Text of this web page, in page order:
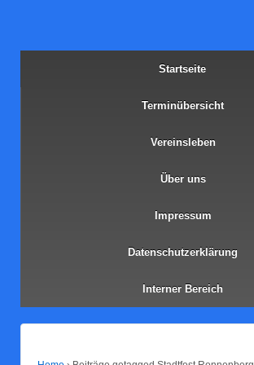
Start­sei­te
Ter­min­über­sicht
Ver­eins­le­ben
Über uns
Impres­sum
Daten­schutz­er­klä­rung
Inter­ner Bereich